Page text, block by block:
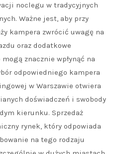
noclegu w tradycyjnych
Ważne jest, aby przy
kampera zwrócić uwagę na
oraz dodatkowe
znacznie wpłynąć na
odpowiedniego kampera
w Warszawie otwiera
doświadczeń i swobody
kierunku. Sprzedaż
rynek, który odpowiada
na tego rodzaju